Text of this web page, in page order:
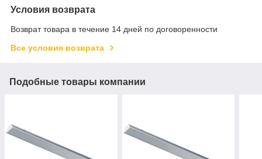
Условия возврата
Возврат товара в течение 14 дней по договоренности
Все условия возврата
Подобные товары компании